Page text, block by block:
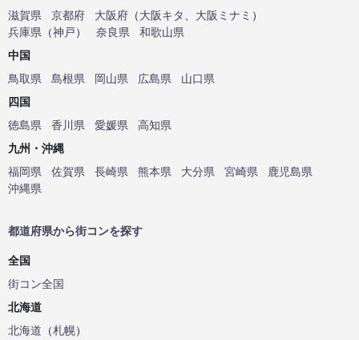
滋賀県
京都府 大阪府 （大阪キタ 大阪ミナミ ）
兵庫県 （神戸） 奈良県
和歌山県
中国
鳥取県
島根県 岡山県 広島県
山口県
四国
徳島県
香川県 愛媛県
高知県
九州・沖縄
福岡県
佐賀県 長崎県 熊本県 大分県 宮崎県
鹿児島県
沖縄県
都道府県から街コンを探す
全国
街コン全国
北海道
北海道 （札幌）